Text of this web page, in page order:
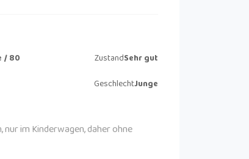
/ 80 ZustandSehr gut
GeschlechtJunge
nur im Kinderwagen, daher ohne